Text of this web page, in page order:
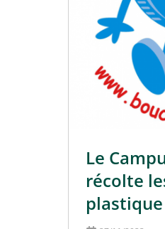
Le
récolte
plastique